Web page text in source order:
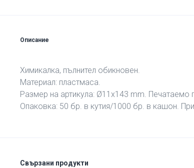
Описание
Химикалка, пълнител обикновен.
Материал: пластмаса.
Размер на артикула: Ø11х143 mm. Печатаемо
Опаковка: 50 бр. в кутия/1000 бр. в кашон.
Свързани продукти